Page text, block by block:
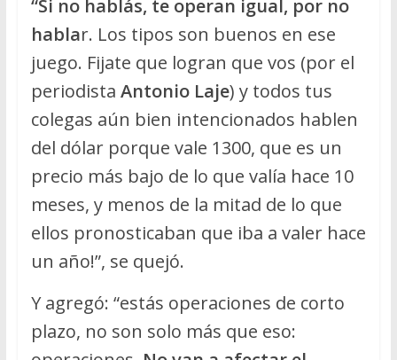
“Si no hablás, te operan igual, por no
hablar. Los tipos son buenos en ese
juego. Fijate que logran que vos (por el
periodista Antonio Laje) y todos tus
colegas aún bien intencionados hablen
del dólar porque vale 1300, que es un
precio más bajo de lo que valía hace 10
meses, y menos de la mitad de lo que
ellos pronosticaban que iba a valer hace
un año!”, se quejó.
Y agregó: “estás operaciones de corto
plazo, no son solo más que eso: